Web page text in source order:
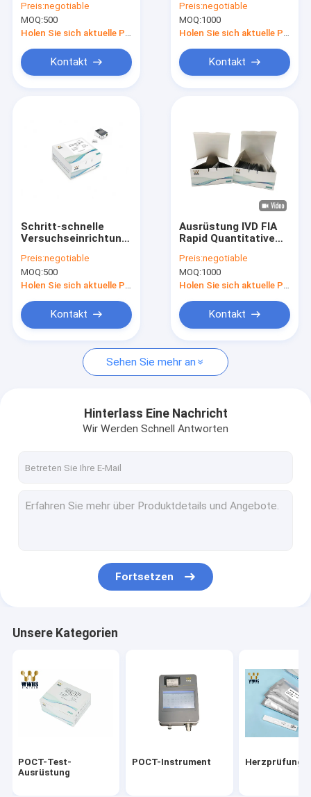
Über uns
Fordern Sie ein Zitat
News
POCT-Test-Ausrüstung
Herzprüfungsausrüstung
Schnelle Test-Ausrüstung PCT
Ergiebigkeits-Test-Ausrüstung
Medizinisches Laborverbrauchsmaterialien
Virus-Transport-Medium
Funktelegrafie-
Speicher hohe
Empfindlichkeit PCT
Preis:negotiable
MOQ:500
Holen Sie sich aktuelle Preis
Kontakt
Rapid Quantitative
Test Kit
Preis:negotiable
MOQ:1000
Holen Sie sich aktuelle Preis
Kontakt
Schritt-schnelle
Versuchseinrichtungen
PCT einer mit
Fluoreszenz
Immunoassay-
Preis:negotiable
MOQ:500
Holen Sie sich aktuelle Preis
Kontakt
Ausrüstung IVD FIA
Rapid Quantitative
Genauigkeits-
Troponin-I CTnI
Preis:negotiable
MOQ:1000
Holen Sie sich aktuelle Preis
Kontakt
Sehen Sie mehr an
Hinterlass Eine Nachricht
Wir Werden Schnell Antworten
Fortsetzen
Unsere Kategorien
POCT-Test-
Ausrüstung
POCT-Instrument